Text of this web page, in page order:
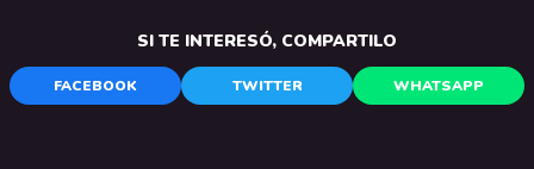
SI TE INTERESÓ, COMPARTILO
FACEBOOK TWITTER WHATSAPP